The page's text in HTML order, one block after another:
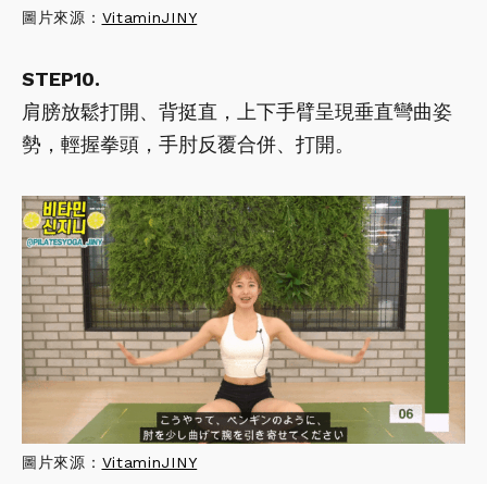
圖片來源： VitaminJINY
STEP10.
肩膀放鬆打開、背挺直，上下手臂呈現垂直彎曲姿
勢，輕握拳頭，手肘反覆合併、打開。
圖片來源： VitaminJINY